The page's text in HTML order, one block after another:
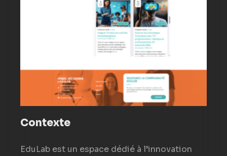
Contexte
EduLab est un espace dédié à l’innovation